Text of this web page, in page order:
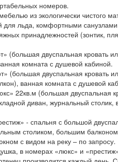
номеров.
из экологически чистого
льда, комфортными санузлами
принадлежностей (зонтик,
(большая двуспальная кровать
комната с душевой кабиной.
(большая двуспальная кровать
ванная комната с душевой
22кв.м (большая двуспальная
диван, журнальный столик,
- спальня с большой
столиком, большим
с видом на реку – по запросу.
в номерах «люкс» и